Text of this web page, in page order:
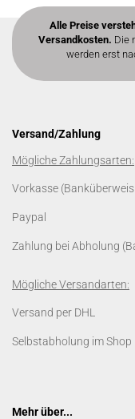
Alle Preise
Versandkosten. Die
werden erst
Versand/Zahlung
Mögliche Zahlungsarten:
Vorkasse
Paypal
Zahlung bei Abholung
Mögliche Versandarten:
Versand per DHL
Selbstabholung im Shop
Mehr über...